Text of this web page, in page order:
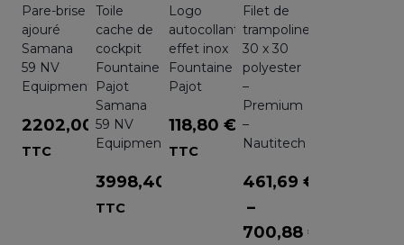
Pare-brise
ajouré
Samana
59 NV
Equipment
2202,00€
TTC
Toile
cache de
cockpit
Fountaine
Pajot
Samana
59 NV
Equipment
3998,40
TTC
Logo
autocollant
effet inox
Fountaine
Pajot
118,80€
TTC
Filet de
trampoline
30 x 30
polyester
–
Premium
–
Nautitech
461,69 €
–
700,88 €